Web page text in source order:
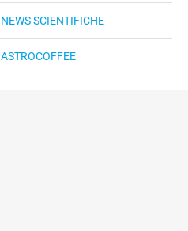
NEWS SCIENTIFICHE
ASTROCOFFEE